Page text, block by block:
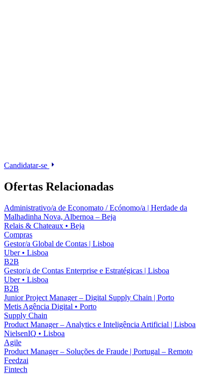
Candidatar-se
Ofertas Relacionadas
Administrativo/a de Economato / Ecónomo/a | Herdade da
Malhadinha Nova, Albernoa – Beja
Relais & Chateaux • Beja
Compras
Gestor/a Global de Contas | Lisboa
Uber • Lisboa
B2B
Gestor/a de Contas Enterprise e Estratégicas | Lisboa
Uber • Lisboa
B2B
Junior Project Manager – Digital Supply Chain | Porto
Metis Agência Digital • Porto
Supply Chain
Product Manager – Analytics e Inteligência Artificial | Lisboa
NielsenIQ • Lisboa
Agile
Product Manager – Soluções de Fraude | Portugal – Remoto
Feedzai
Fintech